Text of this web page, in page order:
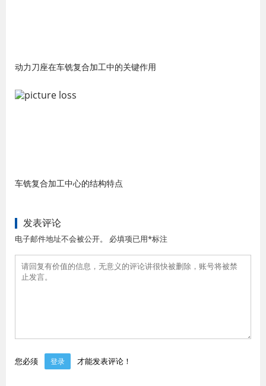
动力刀座在车铣复合加工中的关键作用
车铣复合加工中心的结构特点
发表评论
电子邮件地址不会被公开。 必填项已用*标注
您必须 登录 才能发表评论！